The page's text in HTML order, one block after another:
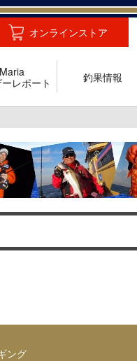
オンラインストア
Maria
レポート
釣果情報
ング